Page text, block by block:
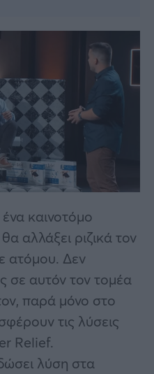
καινοτόμο
αλλάξει ριζικά τον
ατόμου. Δεν
σε αυτόν τον τομέα
παρά μόνο στο
τις λύσεις
Relief.
λύση στα